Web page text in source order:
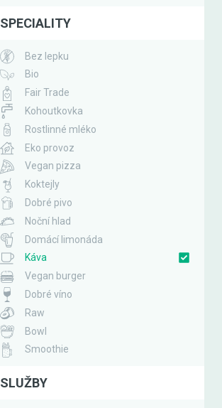
SPECIALITY
Bez lepku
Bio
Fair Trade
Kohoutkovka
Rostlinné mléko
Eko provoz
Vegan pizza
Koktejly
Dobré pivo
Noční hlad
Domácí limonáda
Káva
Vegan burger
Dobré víno
Raw
Bowl
Smoothie
SLUŽBY